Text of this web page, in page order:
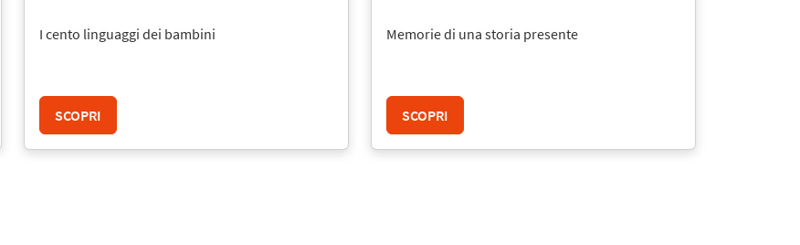
I cento linguaggi dei bambini
SCOPRI
Memorie di una storia presente
SCOPRI